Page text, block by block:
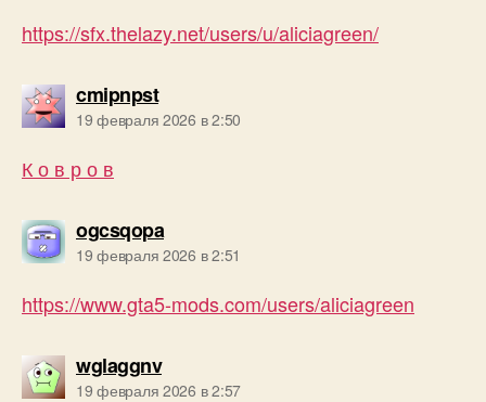
https://sfx.thelazy.net/users/u/aliciagreen/
cmipnpstпишет:
19 февраля 2026 в 2:50
К о в р о в
ogcsqopaпишет:
19 февраля 2026 в 2:51
https://www.gta5-mods.com/users/aliciagreen
wglaggnvпишет:
19 февраля 2026 в 2:57